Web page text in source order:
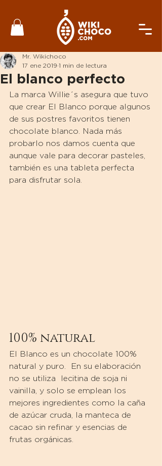
El blanco perfecto
Mr. Wikichoco
17 ene 2019 1 min de lectura
La marca Willie´s asegura que tuvo
que crear El Blanco porque algunos
de sus postres favoritos tienen
chocolate blanco. Nada más
probarlo nos damos cuenta que
aunque vale para decorar pasteles,
también es una tableta perfecta
para disfrutar sola.
100% natural
El Blanco es un chocolate 100%
natural y puro.  En su elaboración
no se utiliza  lecitina de soja ni
vainilla, y solo se emplean los
mejores ingredientes como la caña
de azúcar cruda, la manteca de
cacao sin refinar y esencias de
frutas orgánicas.